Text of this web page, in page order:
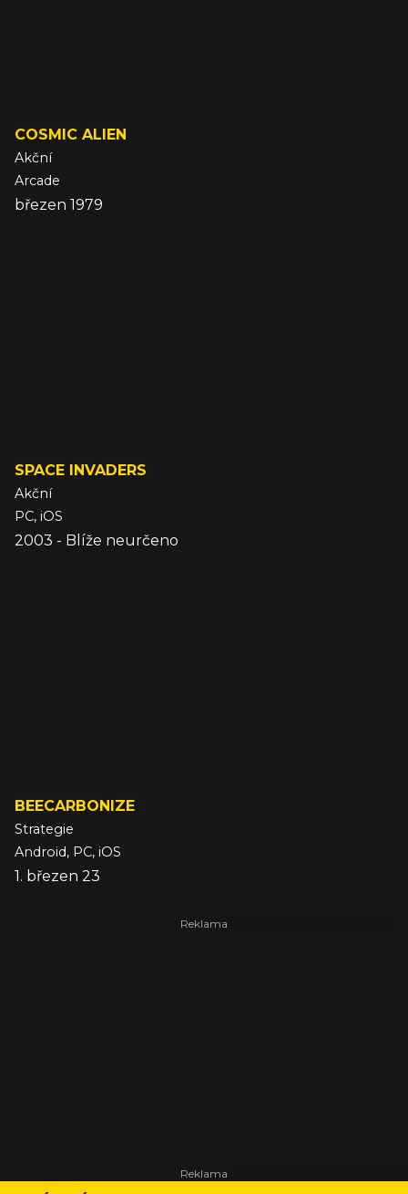
COSMIC ALIEN
Akční
Arcade
březen 1979
SPACE INVADERS
Akční
PC, iOS
2003 - Blíže neurčeno
BEECARBONIZE
Strategie
Android, PC, iOS
1. březen 23